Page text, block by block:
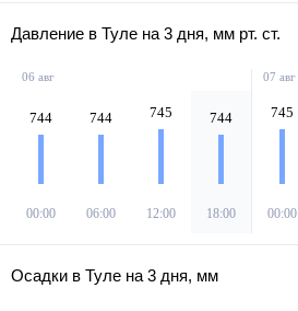
Давление в Туле на 3 дня, мм рт. ст.
06 авг
744
00:00
744
06:00
745
12:00
744
18:00
07 авг
745
00:00
Осадки в Туле на 3 дня, мм